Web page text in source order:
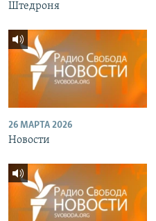
Штедроня
26 МАРТА 2026
Новости